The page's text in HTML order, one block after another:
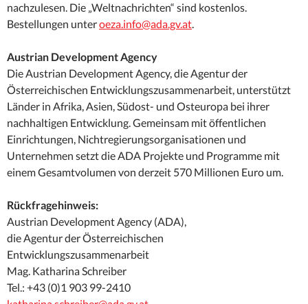
nachzulesen. Die „Weltnachrichten“ sind kostenlos.
Bestellungen unteroeza.info@ada.gv.at.
Austrian Development Agency
Die Austrian Development Agency, die Agentur der
Österreichischen Entwicklungszusammenarbeit, unterstützt
Länder in Afrika, Asien, Südost- und Osteuropa bei ihrer
nachhaltigen Entwicklung. Gemeinsam mit öffentlichen
Einrichtungen, Nichtregierungsorganisationen und
Unternehmen setzt die ADA Projekte und Programme mit
einem Gesamtvolumen von derzeit 570 Millionen Euro um.
Rückfragehinweis:
Austrian Development Agency (ADA),
die Agentur der Österreichischen
Entwicklungszusammenarbeit
Mag. Katharina Schreiber
Tel.: +43 (0)1 903 99-2410